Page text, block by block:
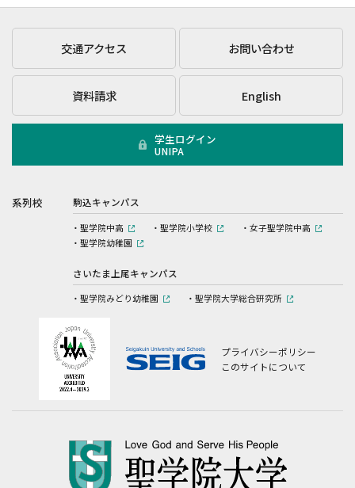
交通アクセス お問い合わせ
資料請求 English
系列校 駒込キャンパス
聖学院中高 聖学院小学校
女子聖学院中高
聖学院幼稚園
さいたま上尾キャンパス
聖学院みどり幼稚園 聖学院大学総合研究所
学生ログイン
UNIPA
プライバシーポリシー
このサイトについて